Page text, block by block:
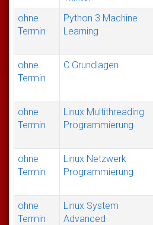
ohne
Termin
Python 3 Machine
Learning
ohne
Termin
C Grundlagen
ohne
Termin
Linux Multithreading
Programmierung
ohne
Termin
Linux Netzwerk
Programmierung
ohne
Termin
Linux System
Advanced